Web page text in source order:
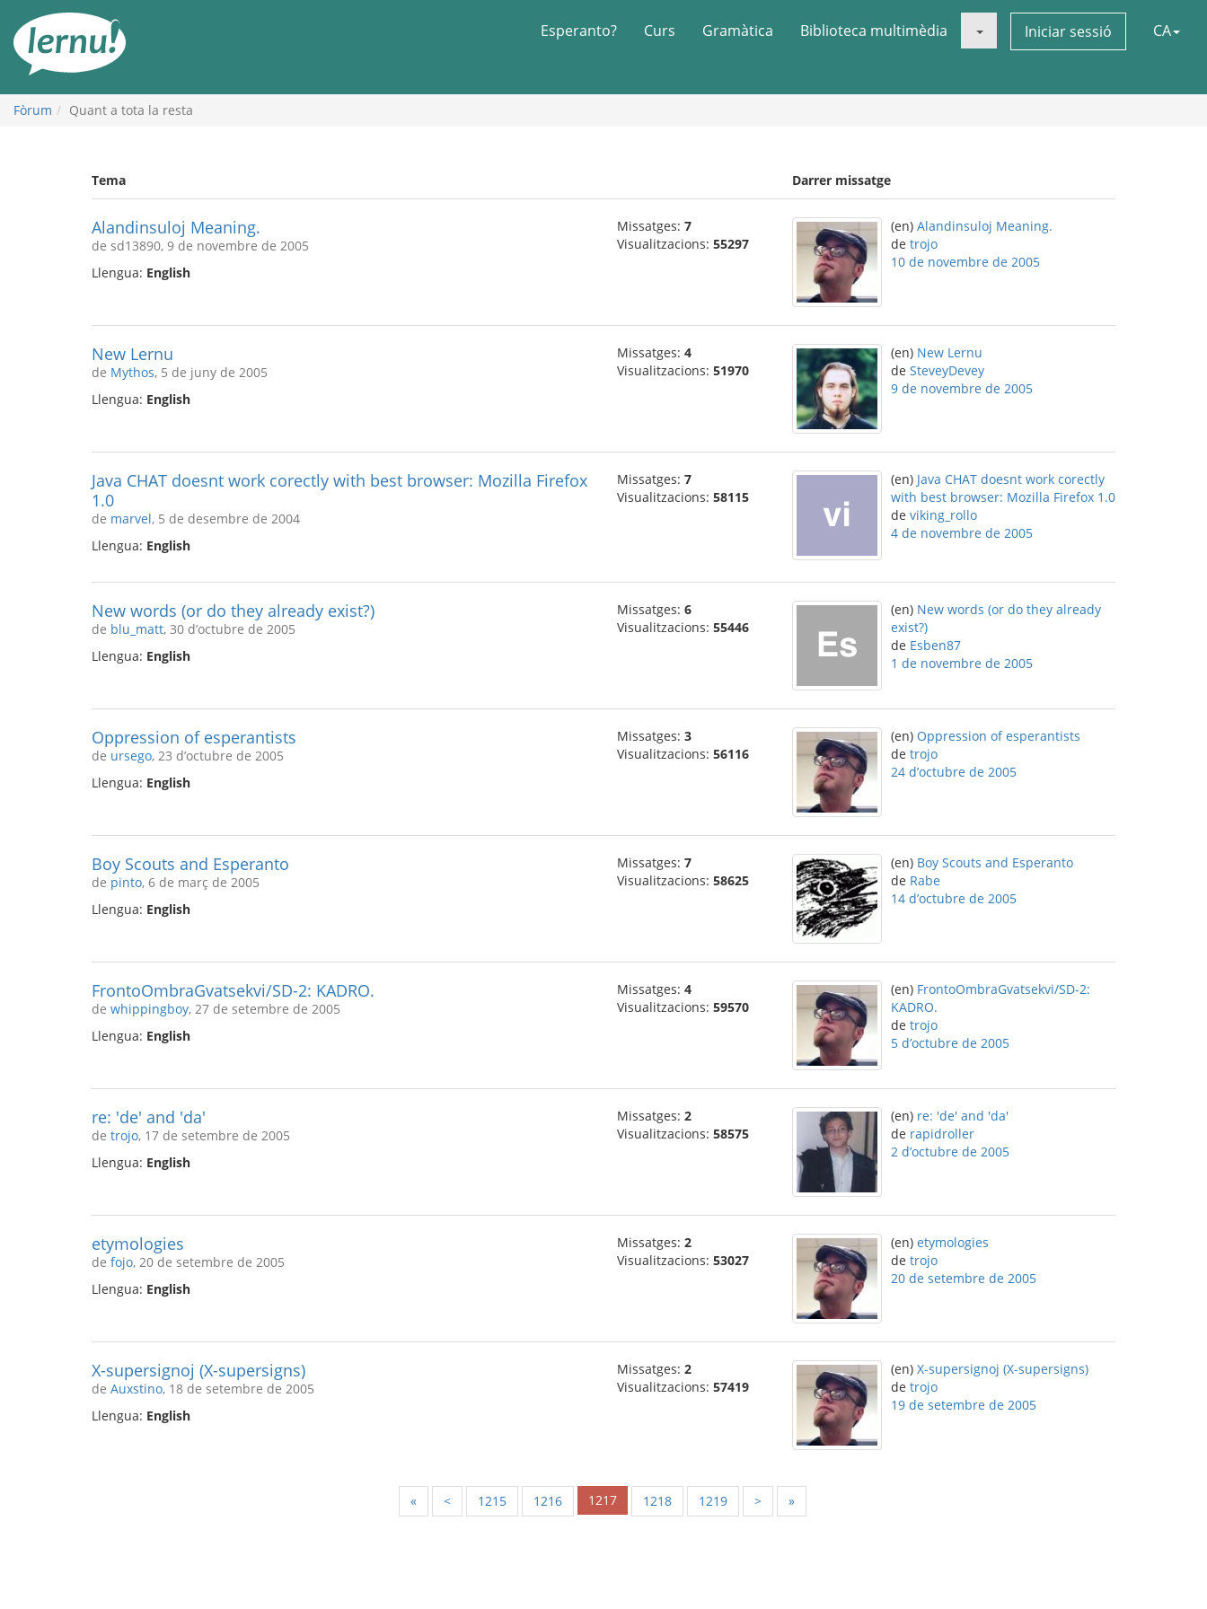
contingut
Esperanto? Curs Gramàtica Biblioteca multimèdia Iniciar sessió CA
Fòrum Quant a tota la resta
Tema Darrer missatge
Alandinsuloj Meaning.
de sd13890, 9 de novembre de 2005
Llengua: English
Missatges: 7
Visualitzacions: 55297
(en) Alandinsuloj Meaning.
de trojo
10 de novembre de 2005
New Lernu
de Mythos, 5 de juny de 2005
Llengua: English
Missatges: 4
Visualitzacions: 51970
(en) New Lernu
de SteveyDevey
9 de novembre de 2005
Java CHAT doesnt work corectly with best browser: Mozilla Firefox
1.0
de marvel, 5 de desembre de 2004
Llengua: English
Missatges: 7
Visualitzacions: 58115
(en) Java CHAT doesnt work corectly
with best browser: Mozilla Firefox 1.0
de viking_rollo
4 de novembre de 2005
New words (or do they already exist?)
de blu_matt, 30 d’octubre de 2005
Llengua: English
Missatges: 6
Visualitzacions: 55446
(en) New words (or do they already
exist?)
de Esben87
1 de novembre de 2005
Oppression of esperantists
de ursego, 23 d’octubre de 2005
Llengua: English
Missatges: 3
Visualitzacions: 56116
(en) Oppression of esperantists
de trojo
24 d’octubre de 2005
Boy Scouts and Esperanto
de pinto, 6 de març de 2005
Llengua: English
Missatges: 7
Visualitzacions: 58625
(en) Boy Scouts and Esperanto
de Rabe
14 d’octubre de 2005
FrontoOmbraGvatsekvi/SD-2: KADRO.
de whippingboy, 27 de setembre de 2005
Llengua: English
Missatges: 4
Visualitzacions: 59570
(en) FrontoOmbraGvatsekvi/SD-2:
KADRO.
de trojo
5 d’octubre de 2005
re: 'de' and 'da'
de trojo, 17 de setembre de 2005
Llengua: English
Missatges: 2
Visualitzacions: 58575
(en) re: 'de' and 'da'
de rapidroller
2 d’octubre de 2005
etymologies
de fojo, 20 de setembre de 2005
Llengua: English
Missatges: 2
Visualitzacions: 53027
(en) etymologies
de trojo
20 de setembre de 2005
X-supersignoj (X-supersigns)
de Auxstino, 18 de setembre de 2005
Llengua: English
Missatges: 2
Visualitzacions: 57419
(en) X-supersignoj (X-supersigns)
de trojo
19 de setembre de 2005
« < 1215 1216 1217 1218 1219 > »